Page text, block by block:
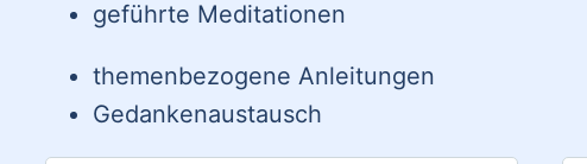
geführte Meditationen
themenbezogene Anleitungen
Gedankenaustausch